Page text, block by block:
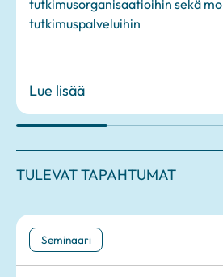
tutkimusorganisaatioihin sekä
tutkimuspalveluihin
Lue lisää
TULEVAT TAPAHTUMAT
Seminaari